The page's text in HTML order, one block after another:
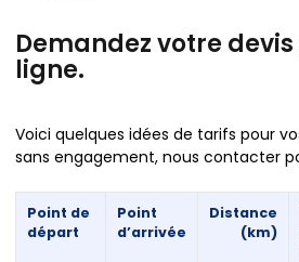
Demandez votre
ligne.
Voici quelques idées de tarifs pour
sans engagement, nous contacter
Point de
départ
Point
d’arrivée
Distance
(km)